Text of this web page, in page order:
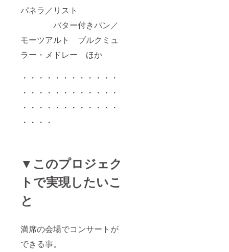
パネラ／リスト
バター付きパン／
モーツアルト ブルクミュ
ラー・メドレー ほか
・・・・・・・・・・・・
・・・・・・・・・・・・
・・・・・・・・・・・・
・・・・
▼このプロジェク
トで実現したいこ
と
満席の会場でコンサートが
できる事。